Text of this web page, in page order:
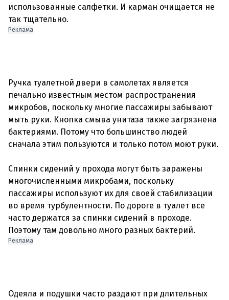
использованные салфетки. И карман очищается не
Реклама
Ручка туалетной двери в самолетах является
печально известным местом распространения
микробов, поскольку многие пассажиры забывают
мыть руки. Кнопка смыва унитаза также загрязнена
бактериями. Потому что большинство людей
сначала этим пользуются и только потом моют руки.
Спинки сидений у прохода могут быть заражены
многочисленными микробами, поскольку
пассажиры используют их для своей стабилизации
во время турбулентности. По дороге в туалет все
часто держатся за спинки сидений в проходе.
Реклама
Одеяла и подушки часто раздают при длительных